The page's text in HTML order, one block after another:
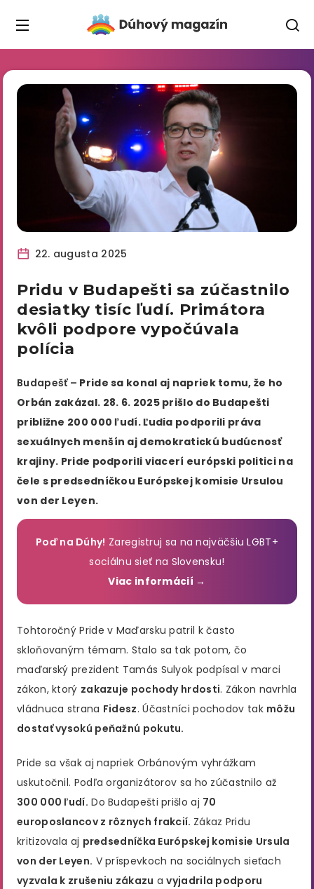
22. augusta 2025
Pridu v Budapešti sa zúčastnilo
desiatky tisíc ľudí. Primátora
kvôli podpore vypočúvala
polícia
Budapešť – Pride sa konal aj napriek tomu, že ho
Orbán zakázal. 28. 6. 2025 prišlo do Budapešti
približne 200 000 ľudí. Ľudia podporili práva
sexuálnych menšín aj demokratickú budúcnosť
krajiny. Pride podporili viacerí európski politici na
čele s predsedníčkou Európskej komisie Ursulou
von der Leyen.
Poď na Dúhy! Zaregistruj sa na najväčšiu LGBT+
sociálnu sieť na Slovensku!
Viac informácií →
Tohtoročný Pride v Maďarsku patril k často
skloňovaným témam. Stalo sa tak potom, čo
maďarský prezident Tamás Sulyok podpísal v marci
zákon, ktorý zakazuje pochody hrdosti. Zákon navrhla
vládnuca strana Fidesz. Účastníci pochodov tak môžu
dostať vysokú peňažnú pokutu.
Pride sa však aj napriek Orbánovým vyhrážkam
uskutočnil. Podľa organizátorov sa ho zúčastnilo až
300 000 ľudí. Do Budapešti prišlo aj 70
europoslancov z rôznych frakcií. Zákaz Pridu
kritizovala aj predsedníčka Európskej komisie Ursula
von der Leyen. V príspevkoch na sociálnych sieťach
vyzvala k zrušeniu zákazu avyjadrila podporu